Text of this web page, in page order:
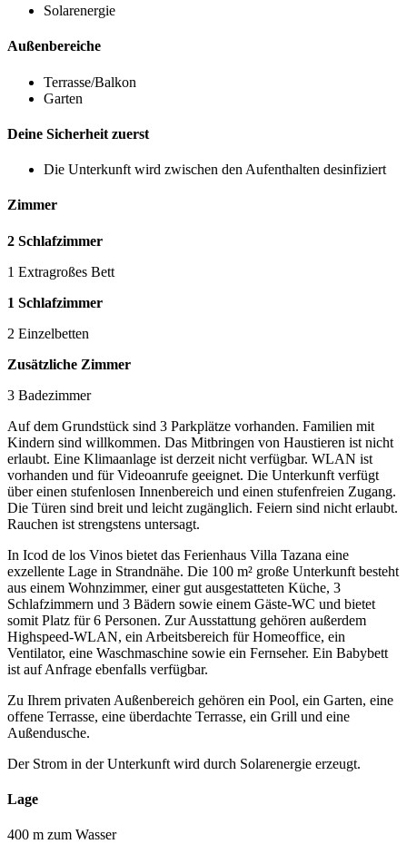
Solarenergie
Außenbereiche
Terrasse/Balkon
Garten
Deine Sicherheit zuerst
Die Unterkunft wird zwischen den Aufenthalten desinfiziert
Zimmer
2 Schlafzimmer
1 Extragroßes Bett
1 Schlafzimmer
2 Einzelbetten
Zusätzliche Zimmer
3 Badezimmer
Auf dem Grundstück sind 3 Parkplätze vorhanden. Familien mit
Kindern sind willkommen. Das Mitbringen von Haustieren ist nicht
erlaubt. Eine Klimaanlage ist derzeit nicht verfügbar. WLAN ist
vorhanden und für Videoanrufe geeignet. Die Unterkunft verfügt
über einen stufenlosen Innenbereich und einen stufenfreien Zugang.
Die Türen sind breit und leicht zugänglich. Feiern sind nicht erlaubt.
Rauchen ist strengstens untersagt.
In Icod de los Vinos bietet das Ferienhaus Villa Tazana eine
exzellente Lage in Strandnähe. Die 100 m² große Unterkunft besteht
aus einem Wohnzimmer, einer gut ausgestatteten Küche, 3
Schlafzimmern und 3 Bädern sowie einem Gäste-WC und bietet
somit Platz für 6 Personen. Zur Ausstattung gehören außerdem
Highspeed-WLAN, ein Arbeitsbereich für Homeoffice, ein
Ventilator, eine Waschmaschine sowie ein Fernseher. Ein Babybett
ist auf Anfrage ebenfalls verfügbar.
Zu Ihrem privaten Außenbereich gehören ein Pool, ein Garten, eine
offene Terrasse, eine überdachte Terrasse, ein Grill und eine
Außendusche.
Der Strom in der Unterkunft wird durch Solarenergie erzeugt.
Lage
400 m zum Wasser